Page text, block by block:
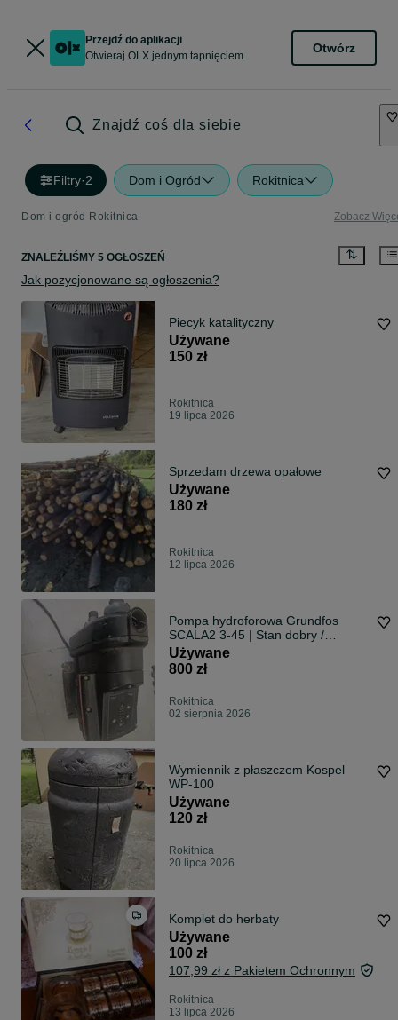
Przejdź do aplikacji
Otwieraj OLX jednym tapnięciem
Otwórz
Znajdź coś dla siebie
Filtry·2 Dom i Ogród Rokitnica
Dom i ogród Rokitnica Zobacz
ZNALEŹLIŚMY 5 OGŁOSZEŃ
Jak pozycjonowane są ogłoszenia?
Piecyk katalityczny
Używane
150 zł
Rokitnica
19 lipca 2026
Sprzedam drzewa opałowe
Używane
180 zł
Rokitnica
12 lipca 2026
Pompa hydroforowa Grundfos
SCALA2 3-45 | Stan dobry /
sprawna
Używane
800 zł
Rokitnica
02 sierpnia 2026
Wymiennik z płaszczem Kospel
WP-100
Używane
120 zł
Rokitnica
20 lipca 2026
Komplet do herbaty
Używane
100 zł
107,99 zł z Pakietem Ochronnym
Rokitnica
13 lipca 2026